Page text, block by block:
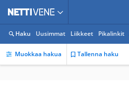
Haku Uusimmat Liikkeet Pikalinkit
Muokkaa hakua Tallenna haku